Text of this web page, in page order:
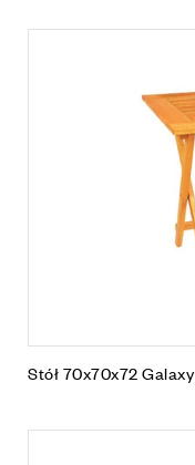
Stół 70x70x72 Galaxy